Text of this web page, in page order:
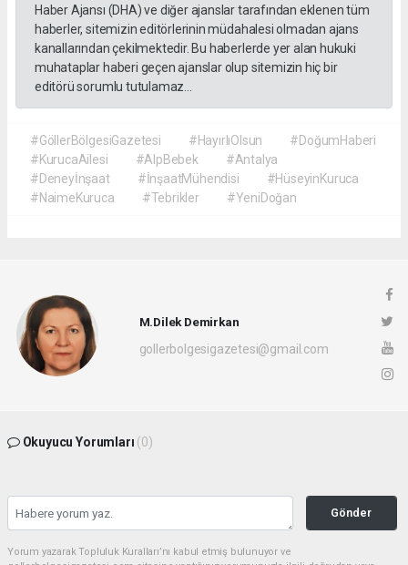
Haber Ajansı (DHA) ve diğer ajanslar tarafından eklenen tüm
haberler, sitemizin editörlerinin müdahalesi olmadan ajans
kanallarından çekilmektedir. Bu haberlerde yer alan hukuki
muhataplar haberi geçen ajanslar olup sitemizin hiç bir
editörü sorumlu tutulamaz...
#GöllerBölgesiGazetesi #HayırlıOlsun
#DoğumHaberi
#KurucaAilesi
#AlpBebek
#Antalya
#Deneyİnşaat
#İnşaatMühendisi
#HüseyinKuruca
#NaimeKuruca
#Tebrikler #YeniDoğan
M.Dilek Demirkan
gollerbolgesigazetesi@gmail.com
Okuyucu Yorumları (0)
Gönder
Yorum yazarak Topluluk Kuralları’nı kabul etmiş bulunuyor ve